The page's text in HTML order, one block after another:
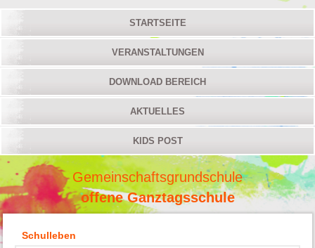
STARTSEITE
VERANSTALTUNGEN
DOWNLOAD BEREICH
AKTUELLES
KIDS POST
Gemeinschaftsgrundschule
offene Ganztagsschule
Schulleben